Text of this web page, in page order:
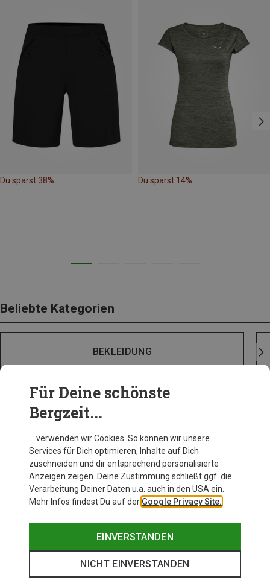
Du sparst 38% Du sparst 14%
Beliebte Kategorien
BEKLEIDUNG
Für Deine schönste
Bergzeit...
… verwenden wir Cookies. So können wir unsere
Services für Dich optimieren, Inhalte auf Dich
zuschneiden und dir entsprechend personalisierte
Anzeigen zeigen. Deine Zustimmung schließt ggf. die
Verarbeitung Deiner Daten u.a. auch in den USA ein.
Mehr Infos findest Du auf der Google Privacy Site.
EINVERSTANDEN
NICHT EINVERSTANDEN